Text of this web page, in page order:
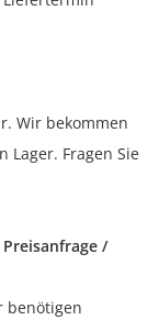
Wir bekommen
Lager. Fragen Sie
/
benötigen